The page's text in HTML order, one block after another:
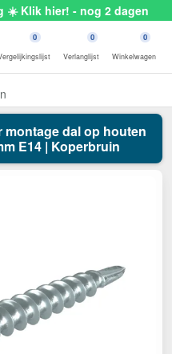
☀️ Klik hier! - nog 2 dagen
0 0
Verlanglijst
0
Winkelwagen
montage dal op houten
E14 | Koperbruin